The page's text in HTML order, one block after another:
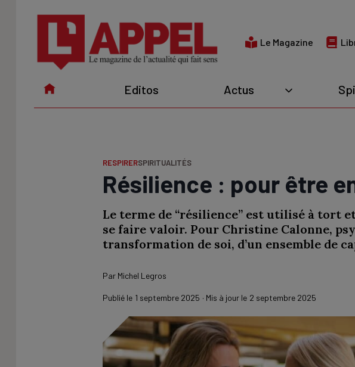
Le Magazine
Editos Actus
RESPIRERSPIRITUALITÉS
Résilience : pour être
Le terme de “résilience” est utilisé à tort
se faire valoir. Pour Christine Calonne,
transformation de soi, d’un ensemble de
Par Michel Legros
Publié le 1 septembre 2025 · Mis à jour le 2 septembre 2025